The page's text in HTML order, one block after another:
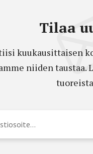
Tilaa
kuukausittaisen
niiden